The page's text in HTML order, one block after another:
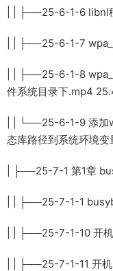
| | ├──25-6-1-6 libnl
| | ├──25-6-1-7
| | ├──25-6-1-8
件系统目录下.mp4
| | └──25-6-1-9 添加
态库路径到系统环境
| ├──25-7-1 第1章
| | ├──25-7-1-1
| | ├──25-7-1-10 开
| | ├──25-7-1-11 开